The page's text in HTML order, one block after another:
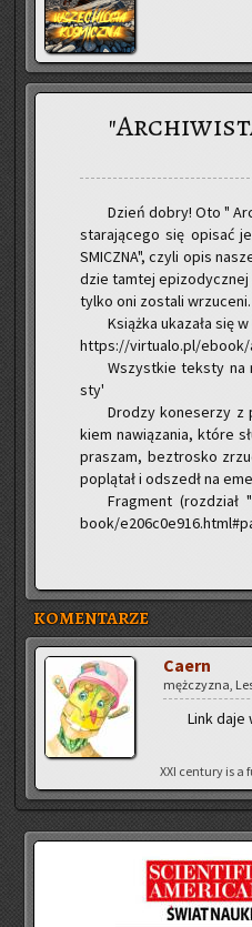
Dzień dobry! Oto "
sta­ra­ją­ce­go się opi­sać
SMICZ­NA", czyli opis
dzie tam­tej
tylko oni zo­sta­li wrzu­ce­ni.
Książ­ka uka­za­ła się
https://virtualo.pl/ebook/
Wszyst­kie tek­sty na
sty'
Dro­dzy ko­ne­se­rzy z
kiem na­wią­za­nia, które
pra­szam, bez­tro­sko
po­plą­tał i od­szedł na
Frag­ment (roz­dział
book/
KOMENTARZE
Caern
męż­czy­zna,
Link daje
XXI cen­tu­ry is a